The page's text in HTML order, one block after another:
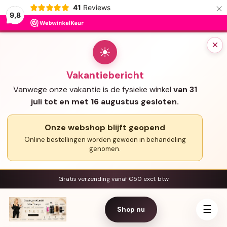
9,8
41 Reviews ×
×
☀
Vakantiebericht
Vanwege onze vakantie is de fysieke winkel van 31
juli tot en met 16 augustus gesloten.
Onze webshop blijft geopend
Online bestellingen worden gewoon in behandeling
genomen.
Gratis verzending vanaf €50 excl. btw
Shop nu ☰